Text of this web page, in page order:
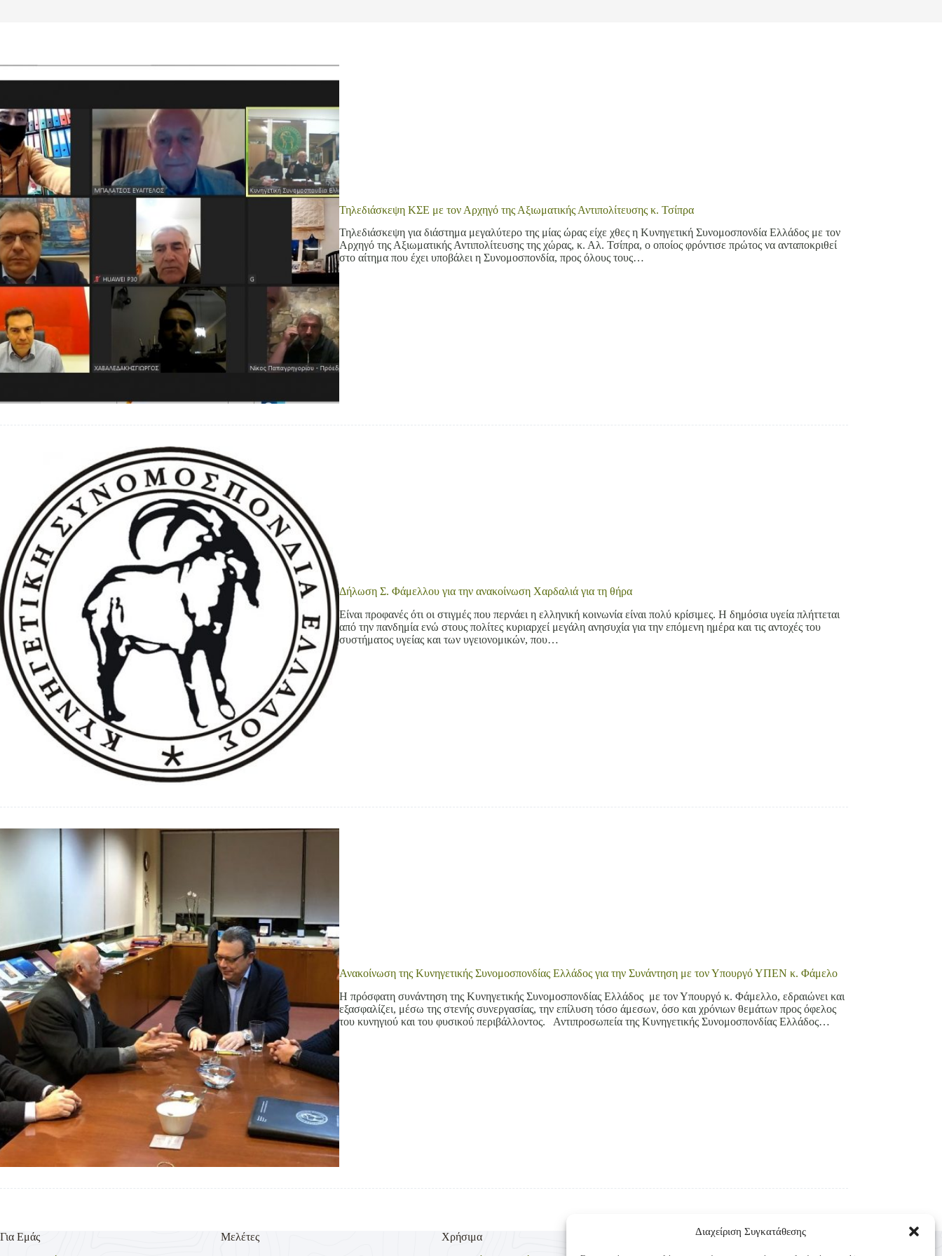
Διαχείριση Συγκατάθεσης
Τηλεδιάσκεψη ΚΣΕ με τον Αρχηγό της Αξιωματικής Αντιπολίτευσης κ. Τσίπρα
Τηλεδιάσκεψη για διάστημα μεγαλύτερο της μίας ώρας είχε χθες η Κυνηγετική Συνομοσπονδία Ελλάδος με τον
Αρχηγό της Αξιωματικής Αντιπολίτευσης της χώρας, κ. Αλ. Τσίπρα, ο οποίος φρόντισε πρώτος να ανταποκριθεί
στο αίτημα που έχει υποβάλει η Συνομοσπονδία, προς όλους τους…
Δήλωση Σ. Φάμελλου για την ανακοίνωση Χαρδαλιά για τη θήρα
Είναι προφανές ότι οι στιγμές που περνάει η ελληνική κοινωνία είναι πολύ κρίσιμες. Η δημόσια υγεία πλήττεται
από την πανδημία ενώ στους πολίτες κυριαρχεί μεγάλη ανησυχία για την επόμενη ημέρα και τις αντοχές του
συστήματος υγείας και των υγειονομικών, που…
Ανακοίνωση της Κυνηγετικής Συνομοσπονδίας Ελλάδος για την Συνάντηση με τον Υπουργό ΥΠΕΝ κ. Φάμελο
Η πρόσφατη συνάντηση της Κυνηγετικής Συνομοσπονδίας Ελλάδος με τον Υπουργό κ. Φάμελλο, εδραιώνει και
εξασφαλίζει, μέσω της στενής συνεργασίας, την επίλυση τόσο άμεσων, όσο και χρόνιων θεμάτων προς όφελος
του κυνηγιού και του φυσικού περιβάλλοντος. Αντιπροσωπεία της Κυνηγετικής Συνομοσπονδίας Ελλάδος…
Για Εμάς
Μελέτες
Χρήσιμα
Επικοινωνία